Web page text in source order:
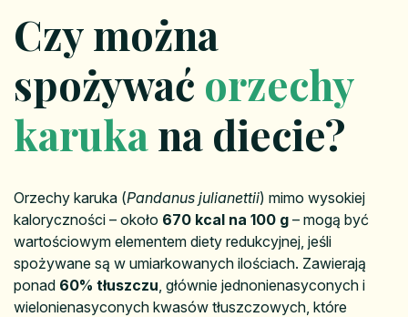
Czy można
spożywać orzechy
karukana diecie?
Orzechy karuka (Pandanus julianettii) mimo wysokiej
kaloryczności – około 670 kcal na 100 g – mogą być
wartościowym elementem diety redukcyjnej, jeśli
spożywane są w umiarkowanych ilościach. Zawierają
ponad 60% tłuszczu , głównie jednonienasyconych i
wielonienasyconych kwasów tłuszczowych, które